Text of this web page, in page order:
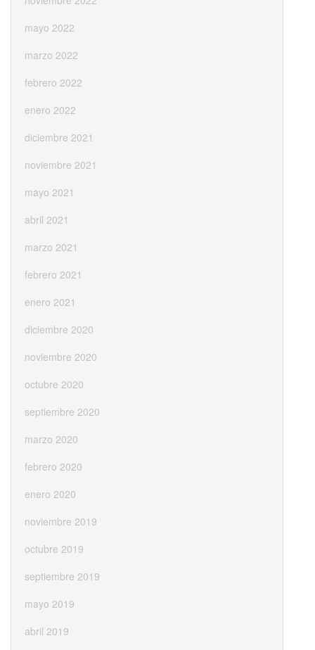
mayo 2022
marzo 2022
febrero 2022
enero 2022
diciembre 2021
noviembre 2021
mayo 2021
abril 2021
marzo 2021
febrero 2021
enero 2021
diciembre 2020
noviembre 2020
octubre 2020
septiembre 2020
marzo 2020
febrero 2020
enero 2020
noviembre 2019
octubre 2019
septiembre 2019
mayo 2019
abril 2019